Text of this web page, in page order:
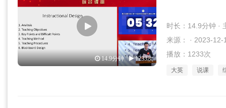
14.9分钟 1233次
时长：14.9分钟 ·
来源： · 2023-12-
播放：1233次
大英 说课